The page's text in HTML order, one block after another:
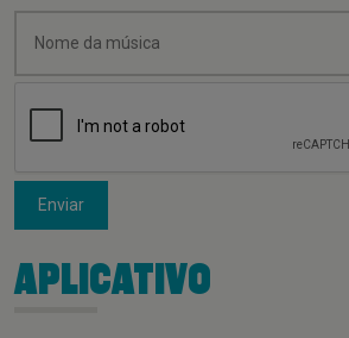
Enviar
APLICATIVO